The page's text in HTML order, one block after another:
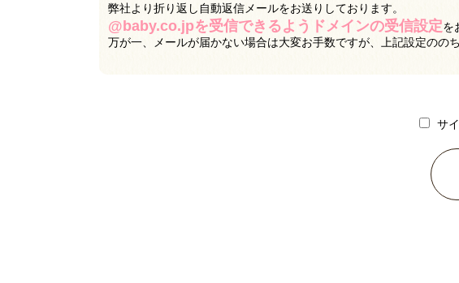
弊社より折り返し自動返信メールをお送りしております。
@baby.co.jpを受信できるようドメインの受信設定を
万が一、メールが届かない場合は大変お手数ですが、上記設定のの
サ